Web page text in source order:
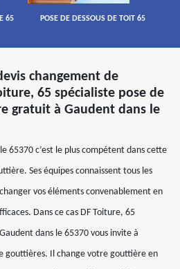
65 POSE DE DESSOUS DE TOIT 65
changement de
65 spécialiste pose de
gratuit à Gaudent dans le
65370 c’est le plus compétent dans cette
Ses équipes connaissent tous les
vos éléments convenablement en
Dans ce cas DF Toiture, 65
dans le 65370 vous invite à
gouttières. Il change votre gouttière en